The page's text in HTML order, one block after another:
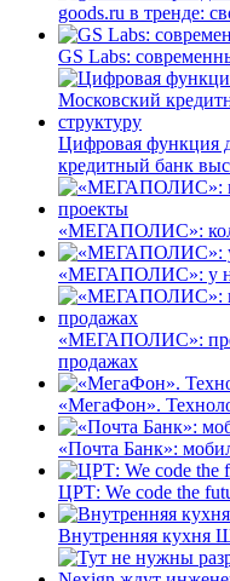
goods.ru в тренде:
GS Labs:
Цифровая функция
кредитный банк
«МЕГАПОЛИС»:
«МЕГАПОЛИС»: у
«МЕГАПОЛИС»:
продажах
«МегаФон».
«Почта Банк»:
ЦРТ: We code the
Внутренняя кухня